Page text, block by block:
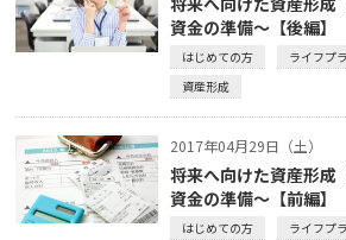
資金の準備～【後編】
はじめての方 ライフプ
資産形成
2017年04月29日（土）
将来へ向けた資産形成
資金の準備～【前編】
はじめての方 ライフプ